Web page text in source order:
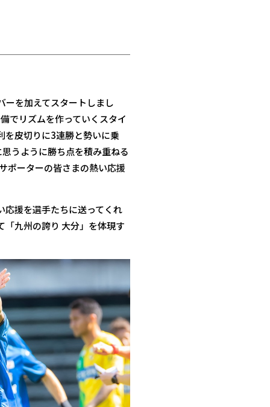
ーを加えてスタートしまし
でリズムを作っていくスタイ
を皮切りに3連勝と勢いに乗
うように勝ち点を積み重ねる
ポーターの皆さまの熱い応援
応援を選手たちに送ってくれ
九州の誇り 大分」を体現す